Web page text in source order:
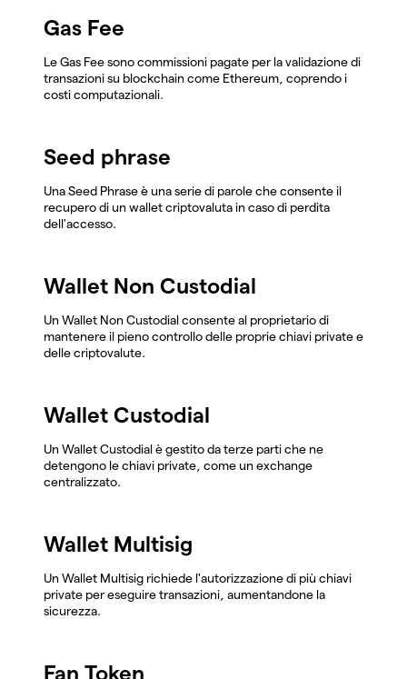
Gas Fee
Le Gas Fee sono commissioni pagate per la validazione di
transazioni su blockchain come Ethereum, coprendo i
costi computazionali.
Seed phrase
Una Seed Phrase è una serie di parole che consente il
recupero di un wallet criptovaluta in caso di perdita
dell'accesso.
Wallet Non Custodial
Un Wallet Non Custodial consente al proprietario di
mantenere il pieno controllo delle proprie chiavi private e
delle criptovalute.
Wallet Custodial
Un Wallet Custodial è gestito da terze parti che ne
detengono le chiavi private, come un exchange
centralizzato.
Wallet Multisig
Un Wallet Multisig richiede l'autorizzazione di più chiavi
private per eseguire transazioni, aumentandone la
sicurezza.
Fan Token